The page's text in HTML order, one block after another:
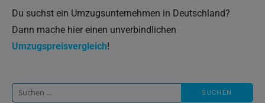
Du suchst ein Umzugsunternehmen in Deutschland?
Dann mache hier einen unverbindlichen
Umzugspreisvergleich!
Suche